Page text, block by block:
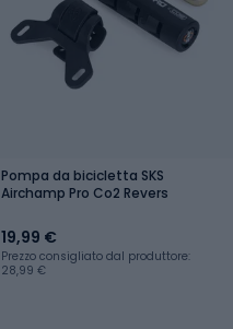
Pompa da bicicletta SKS
Airchamp Pro Co2 Revers
19,99 €
Prezzo consigliato dal produttore:
28,99 €